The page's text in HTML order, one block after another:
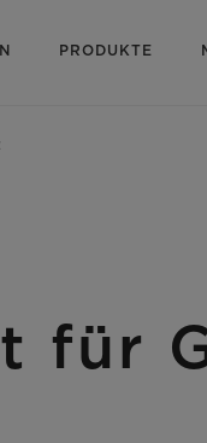
PRODUKTE
für